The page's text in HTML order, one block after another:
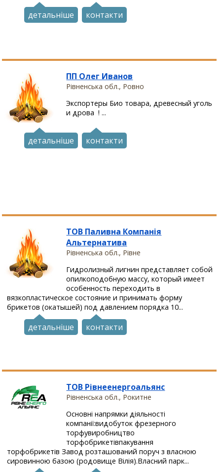
детальніше контакти
ПП Олег Иванов
Рівненська обл., Ровно
Экспортеры Био товара, древесный уголь
и дрова ! ...
детальніше контакти
ТОВ Паливна Компанія
Альтернатива
Рівненська обл., Рівне
Гидролизный лигнин представляет собой
опилкоподобную массу, который имеет
особенность переходить в
вязкопластическое состояние и принимать форму
брикетов (окатышей) под давлением порядка 10...
детальніше контакти
ТОВ Рівнеенергоальянс
Рівненська обл., Рокитне
Основні напрямки діяльності
компанії:видобуток фрезерного
торфувиробництво
торфобрикетівпакування
торфобрикетів Завод розташований поруч з власною
сировинною базою (родовище Вілія).Власний парк...